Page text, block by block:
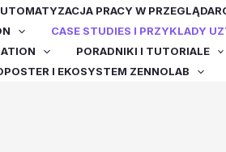
PRACY W
CASE STUDIES I PRZYKLADY
PORADNIKI I TUTORIALE
I EKOSYSTEM ZENNOLAB